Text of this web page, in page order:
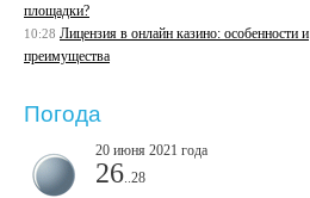
площадки?
10:28 Лицензия в онлайн казино: особенности и
преимущества
Погода
20 июня 2021 года
26 ..28